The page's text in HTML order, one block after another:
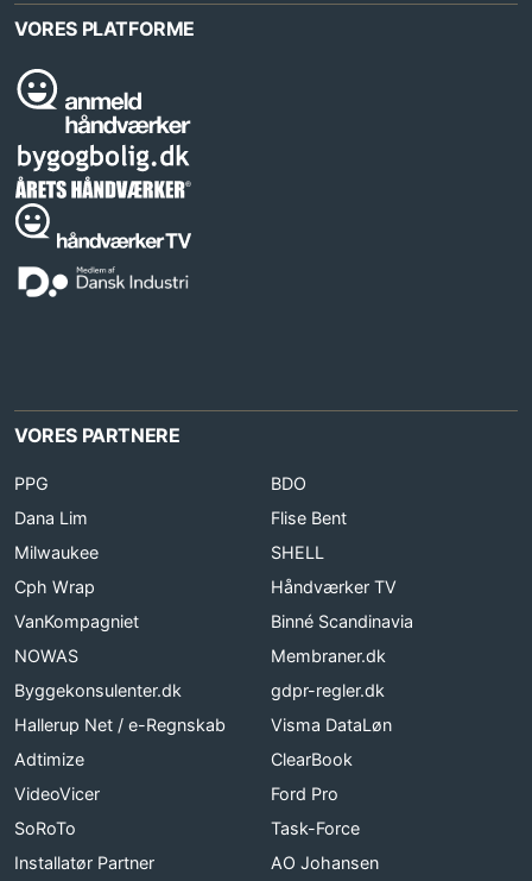
VORES PLATFORME
VORES PARTNERE
PPG
BDO
Dana Lim
Flise Bent
Milwaukee
SHELL
Cph Wrap
Håndværker TV
VanKompagniet
Binné Scandinavia
NOWAS
Membraner.dk
Byggekonsulenter.dk
gdpr-regler.dk
Hallerup Net / e-Regnskab
Visma DataLøn
Adtimize
ClearBook
VideoVicer
Ford Pro
SoRoTo
Task-Force
Installatør Partner
AO Johansen